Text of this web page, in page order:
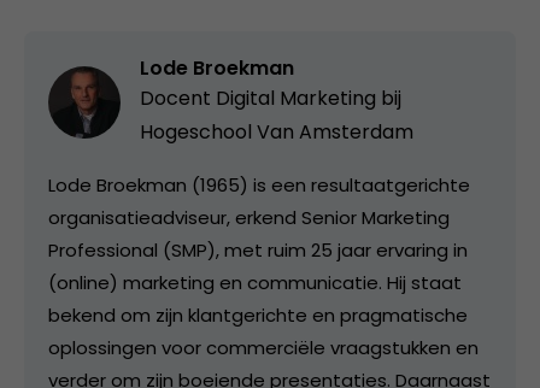
Lode Broekman
Docent Digital Marketing bij
Hogeschool Van Amsterdam
Lode Broekman (1965) is een resultaatgerichte
organisatieadviseur, erkend Senior Marketing
Professional (SMP), met ruim 25 jaar ervaring in
(online) marketing en communicatie. Hij staat
bekend om zijn klantgerichte en pragmatische
oplossingen voor commerciële vraagstukken en
verder om zijn boeiende presentaties. Daarnaast